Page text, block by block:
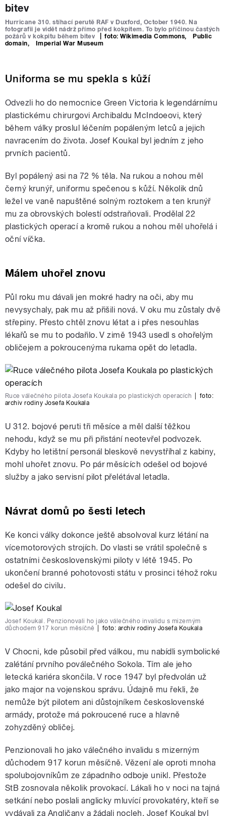
Hurricane 310. stíhací perutě RAF v Duxford, October 1940. Na
fotografii je vidět nádrž přímo před kokpitem. To bylo příčinou častých
požárů v kokpitu během bitev
foto:Wikimedia Commons,
Public
domain, Imperial War Museum
Uniforma se mu spekla s kůží
Odvezli ho do nemocnice Green Victoria k legendárnímu
plastickému chirurgovi Archibaldu McIndoeovi, který
během války proslul léčením popáleným letců a jejich
navracením do života. Josef Koukal byl jedním z jeho
prvních pacientů.
Byl popálený asi na 72 % těla. Na rukou a nohou měl
černý krunýř, uniformu spečenou s kůží. Několik dnů
ležel ve vaně napuštěné solným roztokem a ten krunýř
mu za obrovských bolestí odstraňovali. Prodělal 22
plastických operací a kromě rukou a nohou měl uhořelá i
oční víčka.
Málem uhořel znovu
Půl roku mu dávali jen mokré hadry na oči, aby mu
nevysychaly, pak mu až přišili nová. V oku mu zůstaly dvě
střepiny. Přesto chtěl znovu létat a i přes nesouhlas
lékařů se mu to podařilo. V zimě 1943 usedl s ohořelým
obličejem a pokroucenýma rukama opět do letadla.
Ruce válečného pilota Josefa Koukala po plastických operacích
foto:
archiv rodiny Josefa Koukala
U 312. bojové peruti tři měsíce a měl další těžkou
nehodu, když se mu při přistání neotevřel podvozek.
Kdyby ho letištní personál bleskově nevystříhal z kabiny,
mohl uhořet znovu. Po pár měsících odešel od bojové
služby a jako servisní pilot přelétával letadla.
Návrat domů po šesti letech
Ke konci války dokonce ještě absolvoval kurz létání na
vícemotorových strojích. Do vlasti se vrátil společně s
ostatními československými piloty v létě 1945. Po
ukončení branné pohotovosti státu v prosinci téhož roku
odešel do civilu.
Josef Koukal. Penzionovali ho jako válečného invalidu s mizerným
důchodem 917 korun měsíčně
foto: archiv rodiny Josefa Koukala
V Chocni, kde působil před válkou, mu nabídli symbolické
zalétání prvního poválečného Sokola. Tím ale jeho
letecká kariéra skončila. V roce 1947 byl předvolán už
jako major na vojenskou správu. Údajně mu řekli, že
nemůže být pilotem ani důstojníkem československé
armády, protože má pokroucené ruce a hlavně
zohyzděný obličej.
Penzionovali ho jako válečného invalidu s mizerným
důchodem 917 korun měsíčně. Vězení ale oproti mnoha
spolubojovníkům ze západního odboje unikl. Přestože
StB zosnovala několik provokací. Lákali ho v noci na tajná
setkání nebo poslali anglicky mluvící provokatéry, kteří se
vydávali za Angličany a žádali nocleh. Josef Koukal byl